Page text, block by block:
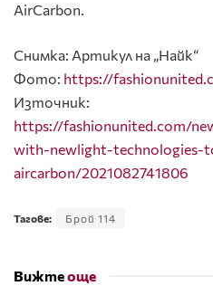
AirCarbon.
Снимка: Артикул на „Найк“
Фото: https://
Източник:
https://fashionunited.com/
with-newlight-technologies-
aircarbon/2021082741806
Тагове: Брой 114
Вижтеоще